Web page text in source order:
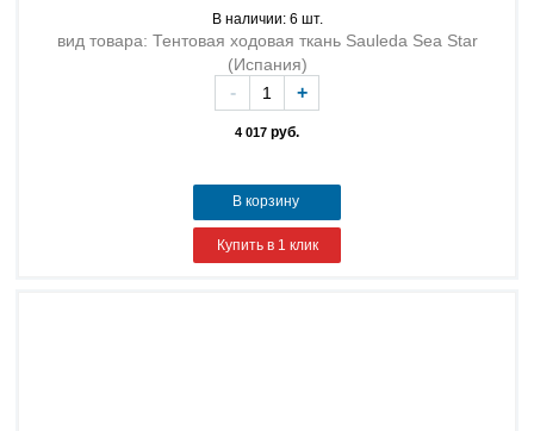
В наличии: 6 шт.
вид товара: Тентовая ходовая ткань Sauleda Sea Star
(Испания)
4 017 руб.
- +
В корзину
Купить в 1 клик